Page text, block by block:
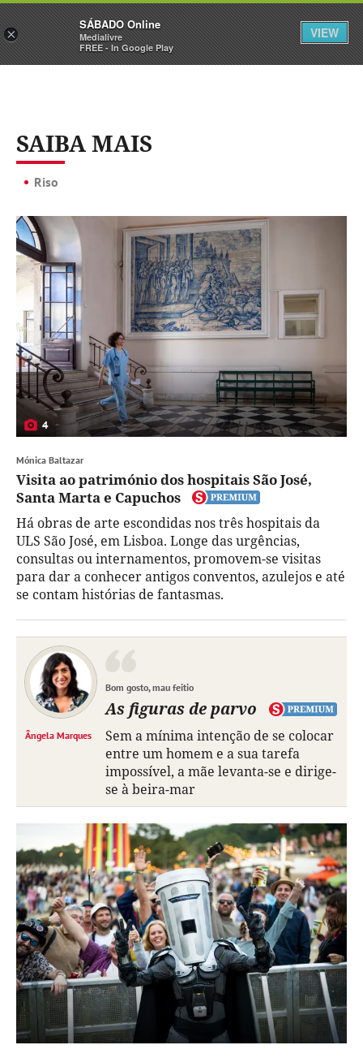
Sábado Assine Iniciar Sessão
SAIBA MAIS
Riso
4
Mónica Baltazar
Visita ao património dos hospitais São José,
Santa Marta e Capuchos
Há obras de arte escondidas nos três hospitais da
ULS São José, em Lisboa. Longe das urgências,
consultas ou internamentos, promovem-se visitas
para dar a conhecer antigos conventos, azulejos e até
se contam histórias de fantasmas.
Ângela Marques
Bom gosto, mau feitio
As figuras de parvo
Sem a mínima intenção de se colocar
entre um homem e a sua tarefa
impossível, a mãe levanta-se e dirige-
se à beira-mar
×
SÁBADO Online
Medialivre
FREE - In Google Play
VIEW